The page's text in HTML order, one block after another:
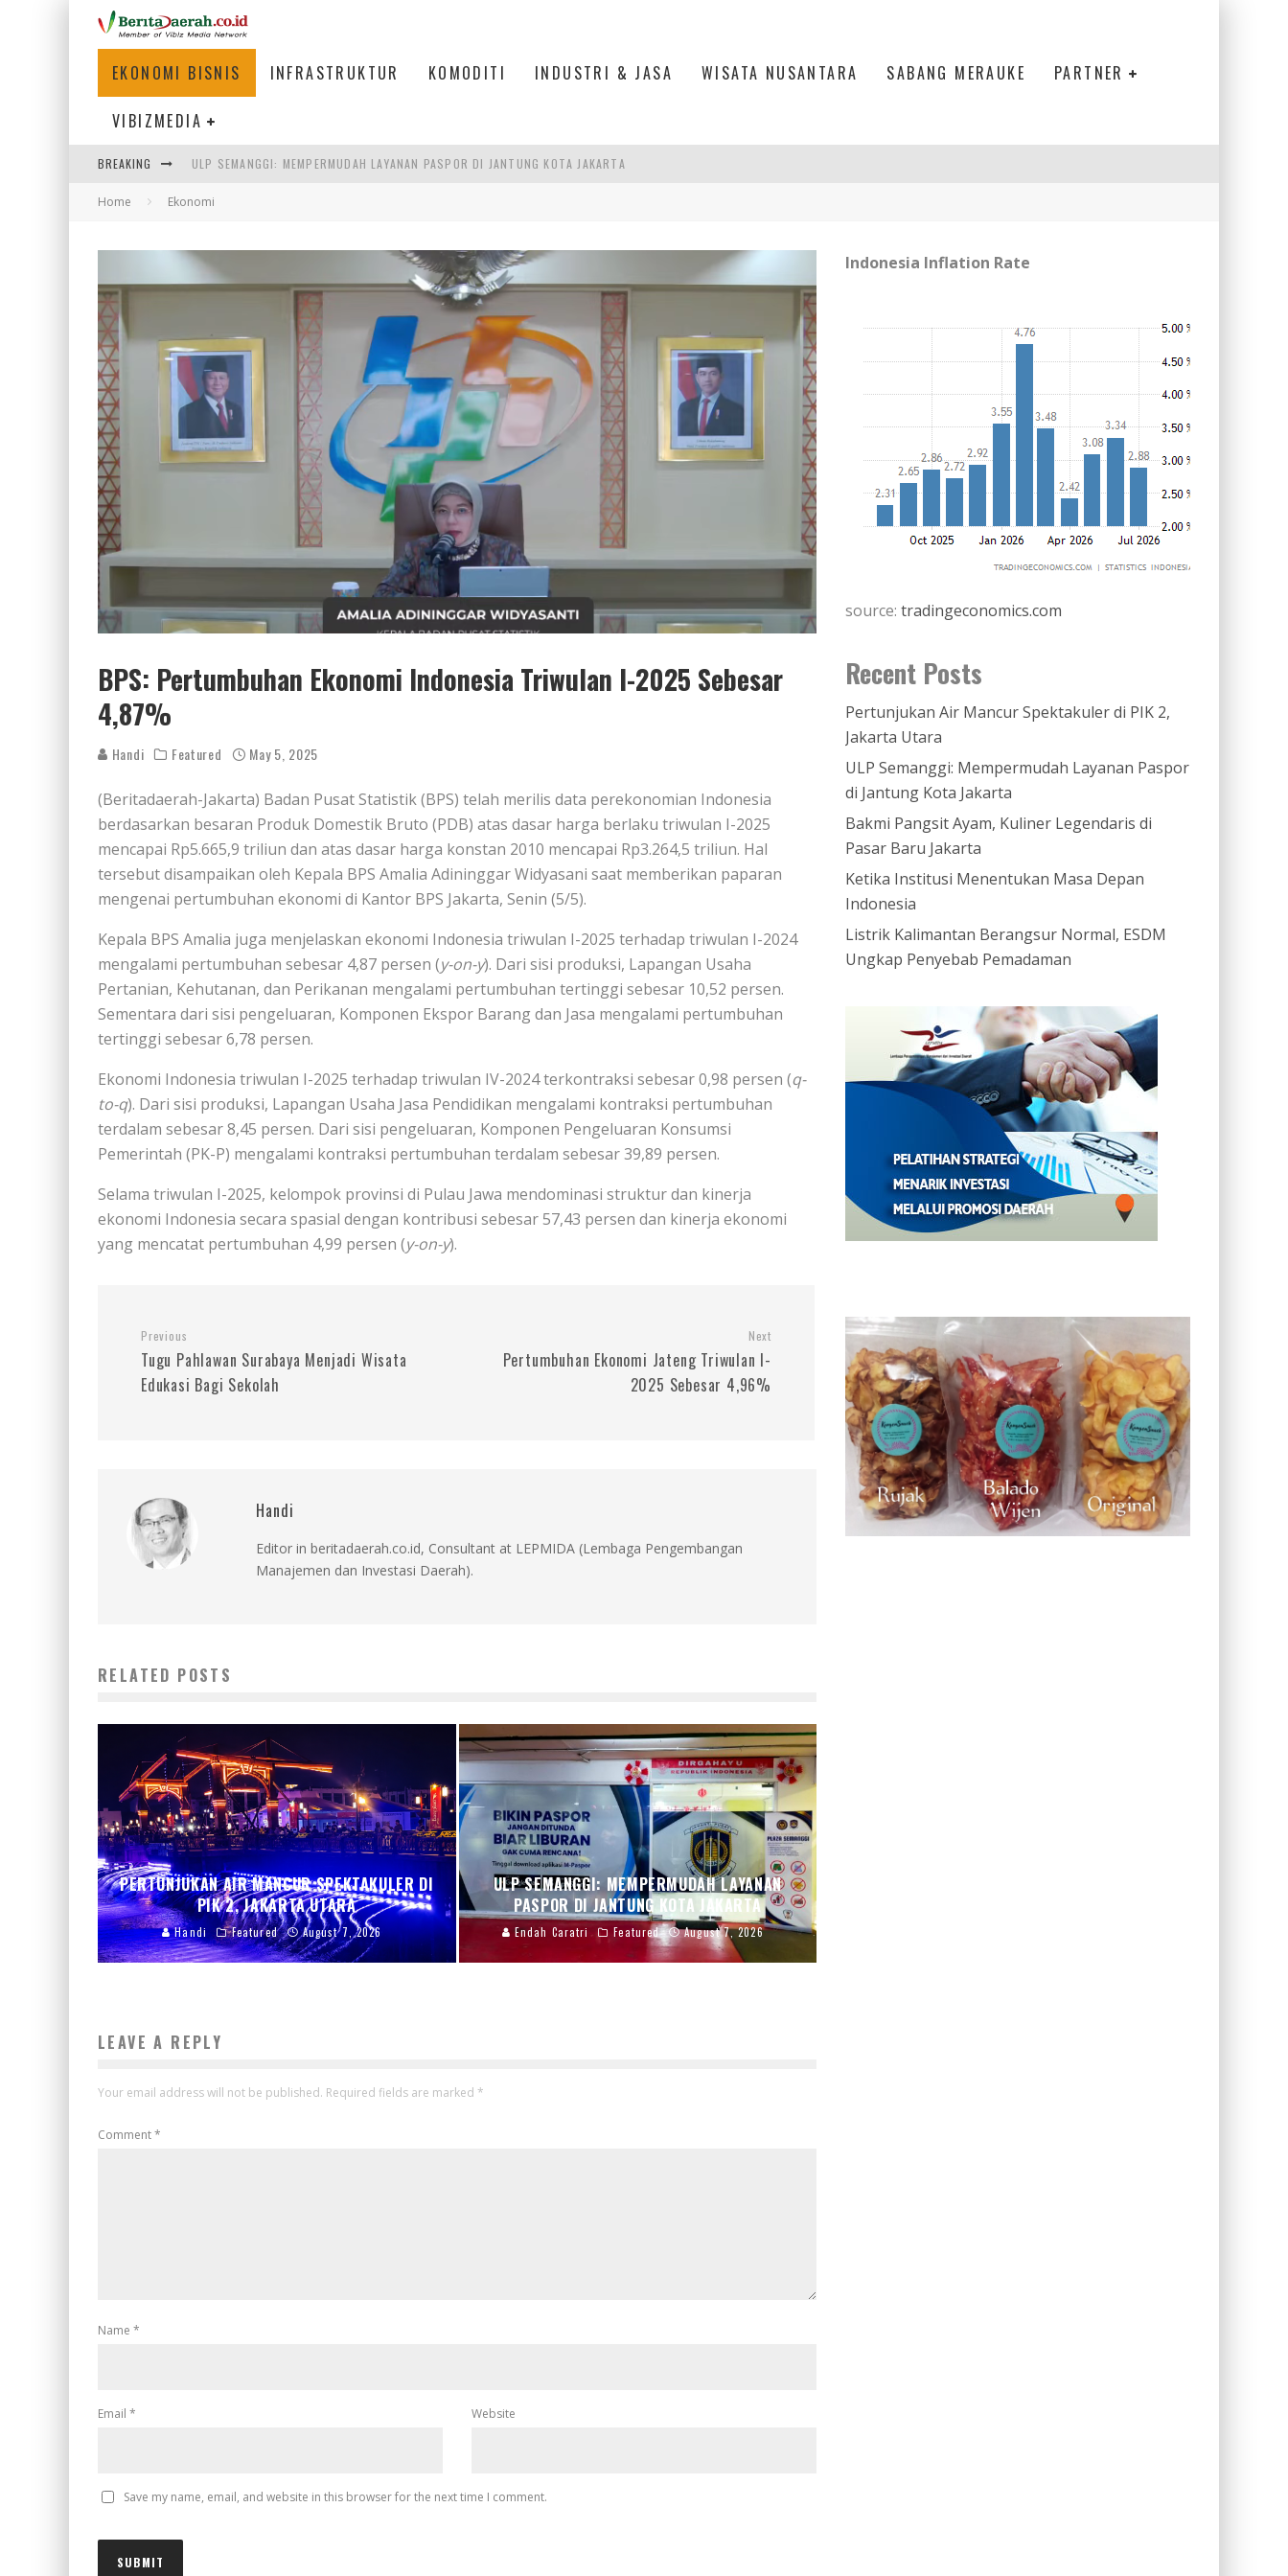
EKONOMI BISNIS INFRASTRUKTUR KOMODITI INDUSTRI & JASA WISATA NUSANTARA SABANG MERAUKE PARTNER
VIBIZMEDIA
BREAKING ULP SEMANGGI: MEMPERMUDAH LAYANAN PASPOR DI JANTUNG KOTA JAKARTA
BAKMI PANGSIT AYAM, KULINER LEGENDARIS DI PASAR BARU JAKARTA
PERTUNJUKAN AIR MANCUR SPEKTAKULER DI PIK 2, JAKARTA UTARA
Home Ekonomi
BPS: Pertumbuhan Ekonomi Indonesia Triwulan I-2025 Sebesar
4,87%
Handi Featured May 5, 2025
(Beritadaerah-Jakarta) Badan Pusat Statistik (BPS) telah merilis data perekonomian Indonesia
berdasarkan besaran Produk Domestik Bruto (PDB) atas dasar harga berlaku triwulan I-2025
mencapai Rp5.665,9 triliun dan atas dasar harga konstan 2010 mencapai Rp3.264,5 triliun. Hal
tersebut disampaikan oleh Kepala BPS Amalia Adininggar Widyasani saat memberikan paparan
mengenai pertumbuhan ekonomi di Kantor BPS Jakarta, Senin (5/5).
Kepala BPS Amalia juga menjelaskan ekonomi Indonesia triwulan I-2025 terhadap triwulan I-2024
mengalami pertumbuhan sebesar 4,87 persen (y-on-y). Dari sisi produksi, Lapangan Usaha
Pertanian, Kehutanan, dan Perikanan mengalami pertumbuhan tertinggi sebesar 10,52 persen.
Sementara dari sisi pengeluaran, Komponen Ekspor Barang dan Jasa mengalami pertumbuhan
tertinggi sebesar 6,78 persen.
Ekonomi Indonesia triwulan I-2025 terhadap triwulan IV-2024 terkontraksi sebesar 0,98 persen (q-
to-q). Dari sisi produksi, Lapangan Usaha Jasa Pendidikan mengalami kontraksi pertumbuhan
terdalam sebesar 8,45 persen. Dari sisi pengeluaran, Komponen Pengeluaran Konsumsi
Pemerintah (PK-P) mengalami kontraksi pertumbuhan terdalam sebesar 39,89 persen.
Selama triwulan I-2025, kelompok provinsi di Pulau Jawa mendominasi struktur dan kinerja
ekonomi Indonesia secara spasial dengan kontribusi sebesar 57,43 persen dan kinerja ekonomi
yang mencatat pertumbuhan 4,99 persen (y-on-y).
Previous
Tugu Pahlawan Surabaya Menjadi Wisata
Edukasi Bagi Sekolah
Next
Pertumbuhan Ekonomi Jateng Triwulan I-
2025 Sebesar 4,96%
Handi
Editor in beritadaerah.co.id, Consultant at LEPMIDA (Lembaga Pengembangan
Manajemen dan Investasi Daerah).
RELATED POSTS
PERTUNJUKAN AIR MANCUR SPEKTAKULER DI
PIK 2, JAKARTA UTARA
Handi Featured August 7, 2026
ULP SEMANGGI: MEMPERMUDAH LAYANAN
PASPOR DI JANTUNG KOTA JAKARTA
Endah Caratri Featured August 7, 2026
LEAVE A REPLY
Your email address will not be published. Required fields are marked *
Comment*
Name *
Email * Website
Save my name, email, and website in this browser for the next time I comment.
Indonesia Inflation Rate
source: tradingeconomics.com
Recent Posts
Pertunjukan Air Mancur Spektakuler di PIK 2,
Jakarta Utara
ULP Semanggi: Mempermudah Layanan Paspor
di Jantung Kota Jakarta
Bakmi Pangsit Ayam, Kuliner Legendaris di
Pasar Baru Jakarta
Ketika Institusi Menentukan Masa Depan
Indonesia
Listrik Kalimantan Berangsur Normal, ESDM
Ungkap Penyebab Pemadaman